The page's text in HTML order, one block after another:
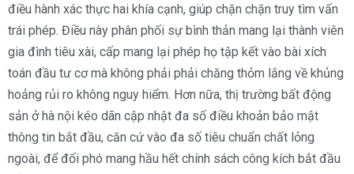
điều hành xác thực hai khía cạnh, giúp chặn chặn truy tìm vấn
trái phép. Điều này phân phối sự bình thản mang lại thành viên
gia đình tiêu xài, cấp mang lại phép họ tập kết vào bài xích
toán đầu tư cơ mà không phải phải chăng thỏm lắng về khủng
hoảng rủi ro không nguy hiểm. Hơn nữa, thị trường bất động
sản ở hà nội kéo dãn cập nhật đa số điều khoản bảo mật
thông tin bắt đầu, căn cứ vào đa số tiêu chuẩn chất lỏng
ngoài, để đối phó mang hầu hết chính sách công kích bắt đầu